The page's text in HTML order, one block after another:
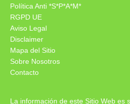
Política Anti *S*P*A*M*
RGPD UE
Aviso Legal
Disclaimer
Mapa del Sitio
Sobre Nosotros
Contacto
La información de este Sitio Web es